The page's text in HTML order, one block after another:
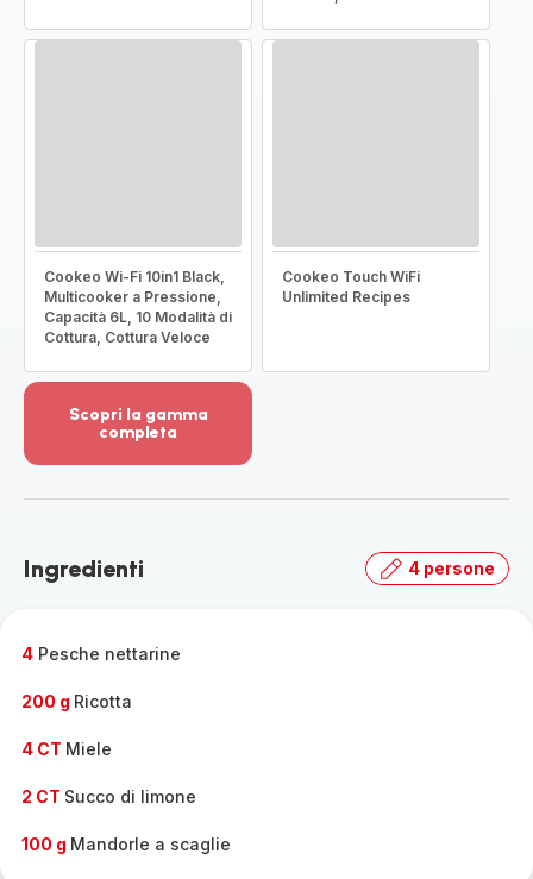
Cookeo Wi-Fi 10in1 Black,
Multicooker a Pressione,
Capacità 6L, 10 Modalità di
Cottura, Cottura Veloce
Cookeo Touch WiFi
Unlimited Recipes
Scopri la gamma
completa
dettagli
la
Ingredienti 4 persone
4 Pesche nettarine
200 g Ricotta
4 CT Miele
2 CT Succo di limone
100 g Mandorle a scaglie